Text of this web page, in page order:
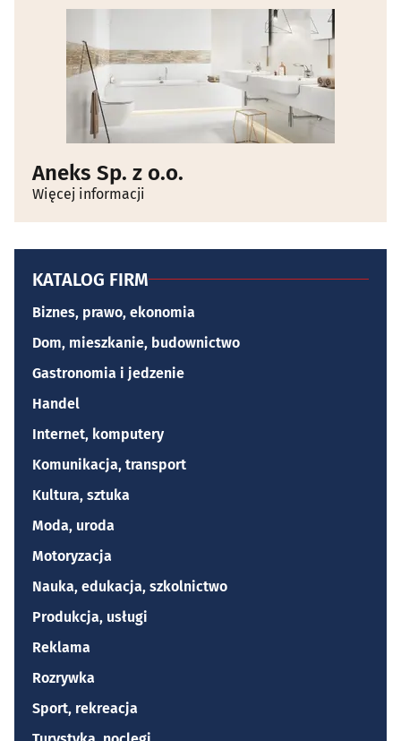
Aneks Sp. z o.o.
Więcej informacji
KATALOG FIRM
Biznes, prawo, ekonomia
Dom, mieszkanie, budownictwo
Gastronomia i jedzenie
Handel
Internet, komputery
Komunikacja, transport
Kultura, sztuka
Moda, uroda
Motoryzacja
Nauka, edukacja, szkolnictwo
Produkcja, usługi
Reklama
Rozrywka
Sport, rekreacja